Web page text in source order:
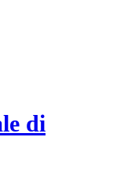
di